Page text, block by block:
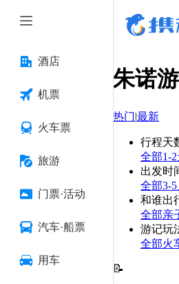
酒店
机票
火车票
旅游
门票·活动
汽车·船票
用车
朱诺
热门|最新
行程天
全部1-
出发时
全部3-5
和谁出
全部亲
游记玩
全部火
📝